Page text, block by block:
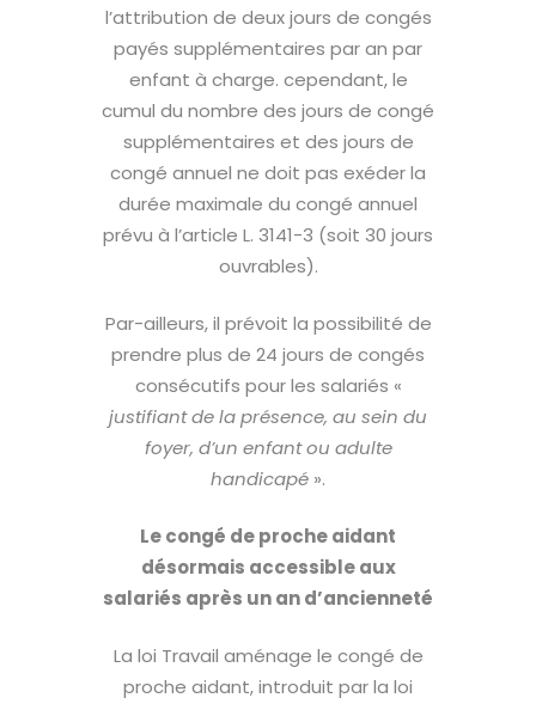
l’attribution de deux jours de congés
payés supplémentaires par an par
enfant à charge. cependant, le
cumul du nombre des jours de congé
supplémentaires et des jours de
congé annuel ne doit pas exéder la
durée maximale du congé annuel
prévu à l’article L. 3141-3 (soit 30 jours
ouvrables).
Par-ailleurs, il prévoit la possibilité de
prendre plus de 24 jours de congés
consécutifs pour les salariés «
justifiant de la présence, au sein du
foyer, d’un enfant ou adulte
handicapé ».
Le congé de proche aidant
désormais accessible aux
salariés après un an d’ancienneté
La loi Travail aménage le congé de
proche aidant, introduit par la loi